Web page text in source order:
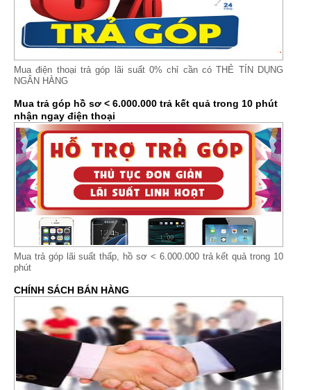
Mua điện thoại trả góp lãi suất 0% chỉ cần có THẺ TÍN DỤNG
NGÂN HÀNG
Mua trả góp hồ sơ < 6.000.000 trả kết quả trong 10 phút
nhận ngay điện thoại
Mua trả góp lãi suất thấp, hồ sơ < 6.000.000 trả kết quả trong 10
phút
CHÍNH SÁCH BÁN HÀNG